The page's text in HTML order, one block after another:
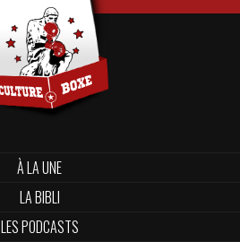
À LA UNE
LA BIBLI
LES PODCASTS